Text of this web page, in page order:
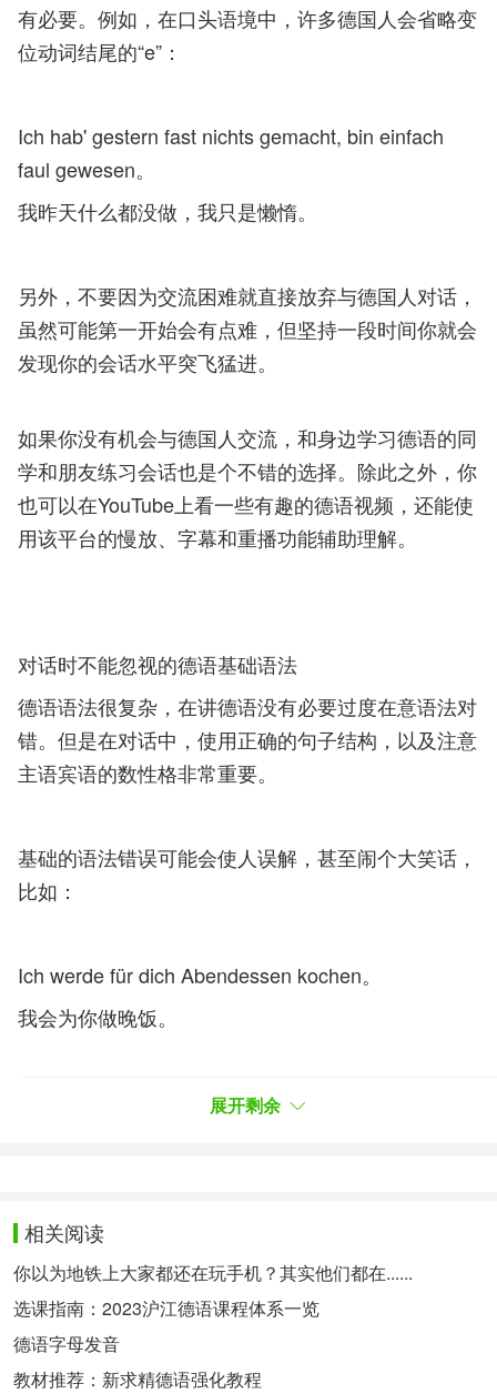
有必要。例如，在口头语境中，许多德国人会省略变
位动词结尾的“e”：
Ich hab' gestern fast nichts gemacht, bin einfach
faul gewesen。
我昨天什么都没做，我只是懒惰。
另外，不要因为交流困难就直接放弃与德国人对话，
虽然可能第一开始会有点难，但坚持一段时间你就会
发现你的会话水平突飞猛进。
如果你没有机会与德国人交流，和身边学习德语的同
学和朋友练习会话也是个不错的选择。除此之外，你
也可以在YouTube上看一些有趣的德语视频，还能使
用该平台的慢放、字幕和重播功能辅助理解。
对话时不能忽视的德语基础语法
德语语法很复杂，在讲德语没有必要过度在意语法对
错。但是在对话中，使用正确的句子结构，以及注意
主语宾语的数性格非常重要。
基础的语法错误可能会使人误解，甚至闹个大笑话，
比如：
Ich werde für dich Abendessen kochen。
我会为你做晚饭。
Ich werde dich für Abendessen kochen。
在讲话时，德语的时态同样不能忽视。对于德语学习
者来说，现在时和将来时是最容易掌握的， 较难使
用的是过去式，其中包括一般过去时和现在完成时。
值得注意的是，在口语中讨论过去发生的事时，现在
展开剩余
相关阅读
你以为地铁上大家都还在玩手机？其实他们都在......
选课指南：2023沪江德语课程体系一览
德语字母发音
教材推荐：新求精德语强化教程